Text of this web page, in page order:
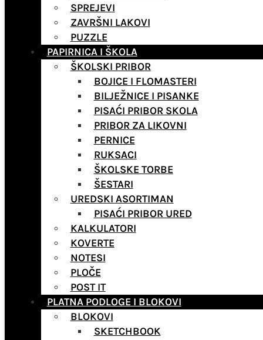
SPREJEVI
ZAVRŠNI LAKOVI
PUZZLE
PAPIRNICA I ŠKOLA
ŠKOLSKI PRIBOR
BOJICE I FLOMASTERI
BILJEŽNICE I PISANKE
PISAĆI PRIBOR SKOLA
PRIBOR ZA LIKOVNI
PERNICE
RUKSACI
ŠKOLSKE TORBE
ŠESTARI
UREDSKI ASORTIMAN
PISAĆI PRIBOR URED
KALKULATORI
KOVERTE
NOTESI
PLOČE
POST IT
PLATNA PODLOGE I BLOKOVI
BLOKOVI
SKETCHBOOK